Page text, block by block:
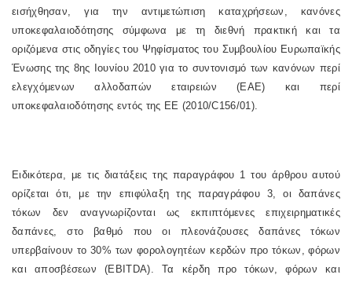
εισήχθησαν, για την αντιμετώπιση καταχρήσεων, κανόνες
υποκεφαλαιοδότησης σύμφωνα με τη διεθνή πρακτική και τα
οριζόμενα στις οδηγίες του Ψηφίσματος του Συμβουλίου Ευρωπαϊκής
Ένωσης της 8ης Ιουνίου 2010 για το συντονισμό των κανόνων περί
ελεγχόμενων αλλοδαπών εταιρειών (ΕΑΕ) και περί
υποκεφαλαιοδότησης εντός της ΕΕ (2010/C156/01).
Ειδικότερα, με τις διατάξεις της παραγράφου 1 του άρθρου αυτού
ορίζεται ότι, με την επιφύλαξη της παραγράφου 3, οι δαπάνες
τόκων δεν αναγνωρίζονται ως εκπιπτόμενες επιχειρηματικές
δαπάνες, στο βαθμό που οι πλεονάζουσες δαπάνες τόκων
υπερβαίνουν το 30% των φορολογητέων κερδών προ τόκων, φόρων
και αποσβέσεων (EBITDA). Τα κέρδη προ τόκων, φόρων και